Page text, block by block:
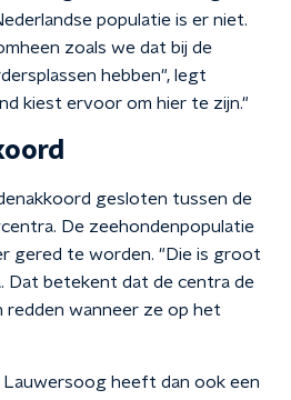
populatie is er niet.
zoals we dat bij de
hebben", legt
kiest ervoor om hier te zijn."
gesloten tussen de
De zeehondenpopulatie
gered te worden. "Die is groot
Dat betekent dat de centra de
redden wanneer ze op het
heeft dan ook een